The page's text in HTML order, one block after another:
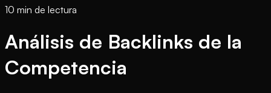
10 min de lectura
Análisis de Backlinks de la
Competencia